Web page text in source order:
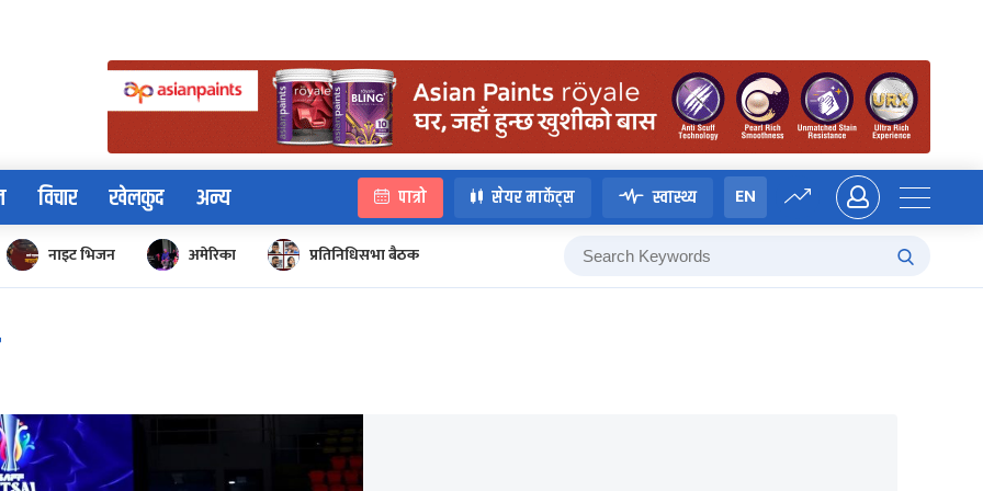
विचार खेलकुद अन्य पात्रो सेयर मार्केट्स स्वास्थ्य EN
नाइट भिजन अमेरिका प्रतिनिधिसभा बैठक